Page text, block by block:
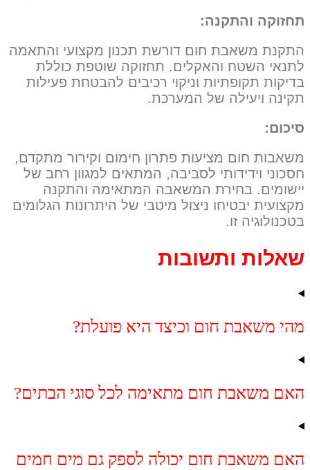
תחזוקה והתקנה:
התקנת משאבת חום דורשת תכנון מקצועי והתאמה
לתנאי השטח והאקלים. תחזוקה שוטפת כוללת
בדיקות תקופתיות וניקוי רכיבים להבטחת פעילות
תקינה ויעילה של המערכת.
סיכום:
משאבות חום מציעות פתרון חימום וקירור מתקדם,
חסכוני וידידותי לסביבה, המתאים למגוון רחב של
יישומים. בחירת המשאבה המתאימה והתקנה
מקצועית יבטיחו ניצול מיטבי של היתרונות הגלומים
בטכנולוגיה זו.
שאלות ותשובות
מהי משאבת חום וכיצד היא פועלת?
האם משאבת חום מתאימה לכל סוגי הבתים?
האם משאבת חום יכולה לספק גם מים חמים